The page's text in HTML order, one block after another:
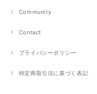
Community
Contact
プライバシーポリシー
特定商取引法に基づく表記